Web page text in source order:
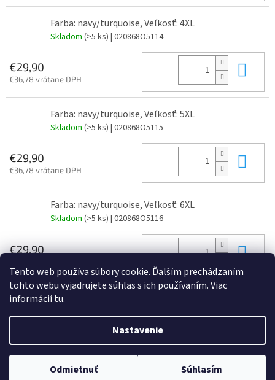
Tento web používa súbory cookie. Ďalším prechádzaním
tohto webu vyjadrujete súhlas s ich používaním. Viac
informáciítu.
Nastavenie
Odmietnuť Súhlasím
Farba: navy/turquoise, Veľkosť: 4XL
Skladom (>5 ks) | 020868O5114
€29,90
€36,78 vrátane DPH
Farba: navy/turquoise, Veľkosť: 5XL
Skladom (>5 ks) | 020868O5115
€29,90
€36,78 vrátane DPH
Farba: navy/turquoise, Veľkosť: 6XL
Skladom (>5 ks) | 020868O5116
€29,90 Do
Vytvoril Shoptet
Copyright 2026 . Všetky práva vyhradené.